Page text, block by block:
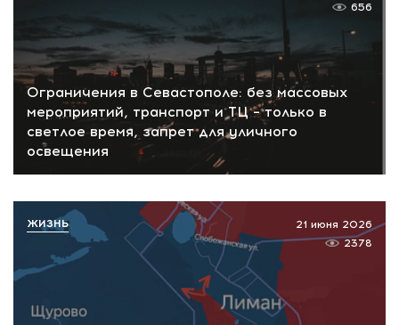
Ограничения в Севастополе: без массовых
мероприятий, транспорт и ТЦ – только в
светлое время, запрет для уличного
освещения
656
21 июня 2026
2378
ЖИЗНЬ